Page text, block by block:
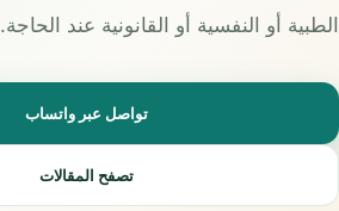
الطبية أو النفسية أو القانونية عند الحاجة.
تواصل عبر واتساب
تصفح المقالات